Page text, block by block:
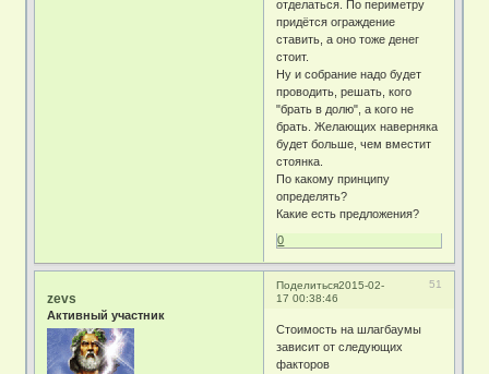
отделаться. По периметру
придётся ограждение
ставить, а оно тоже денег
стоит.
Ну и собрание надо будет
проводить, решать, кого
"брать в долю", а кого не
брать. Желающих наверняка
будет больше, чем вместит
стоянка.
По какому принципу
определять?
Какие есть предложения?
0
Поделиться 51
2015-02-
17 00:38:46
zevs
Активный участник
Стоимость на шлагбаумы
зависит от следующих
факторов